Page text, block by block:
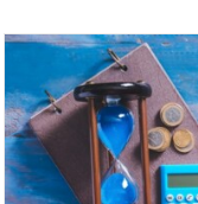
Wijziging